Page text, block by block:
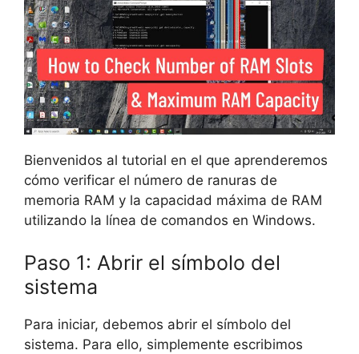
Bienvenidos al tutorial en el que aprenderemos
cómo verificar el número de ranuras de
memoria RAM y la capacidad máxima de RAM
utilizando la línea de comandos en Windows.
Paso 1: Abrir el símbolo del
sistema
Para iniciar, debemos abrir el símbolo del
sistema. Para ello, simplemente escribimos